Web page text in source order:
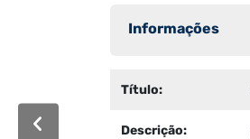
Informações
Título:
Descrição: